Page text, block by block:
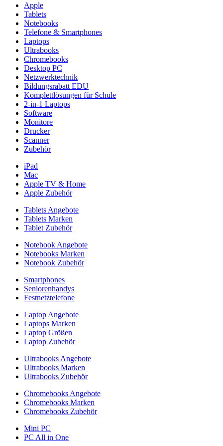
Apple
Tablets
Notebooks
Telefone & Smartphones
Laptops
Ultrabooks
Chromebooks
Desktop PC
Netzwerktechnik
Bildungsrabatt EDU
Komplettlösungen für Schule
2-in-1 Laptops
Software
Monitore
Drucker
Scanner
Zubehör
iPad
Mac
Apple TV & Home
Apple Zubehör
Tablets Angebote
Tablets Marken
Tablet Zubehör
Notebook Angebote
Notebooks Marken
Notebook Zubehör
Smartphones
Seniorenhandys
Festnetztelefone
Laptop Angebote
Laptops Marken
Laptop Größen
Laptop Zubehör
Ultrabooks Angebote
Ultrabooks Marken
Ultrabooks Zubehör
Chromebooks Angebote
Chromebooks Marken
Chromebooks Zubehör
Mini PC
PC All in One